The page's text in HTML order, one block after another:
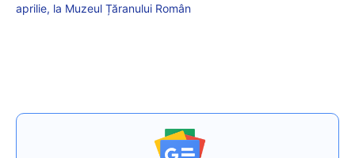
aprilie, la Muzeul Țăranului Român